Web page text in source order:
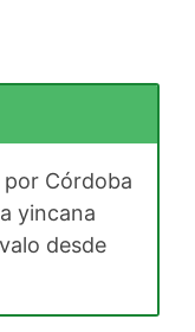
Córdoba
yincana
desde